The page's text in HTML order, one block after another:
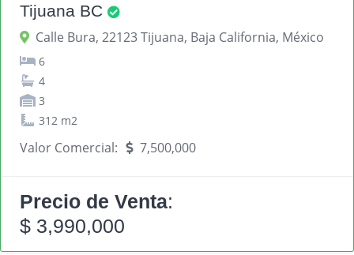
Tijuana BC
Calle Bura, 22123 Tijuana, Baja California, México
6
4
3
312 m2
Valor Comercial: 7,500,000
Precio de Venta:
$ 3,990,000